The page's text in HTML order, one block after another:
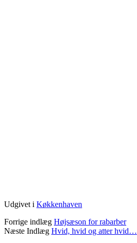
Udgivet i Køkkenhaven
Forrige indlæg Højsæson for rabarber
Næste Indlæg Hvid, hvid og atter hvid…